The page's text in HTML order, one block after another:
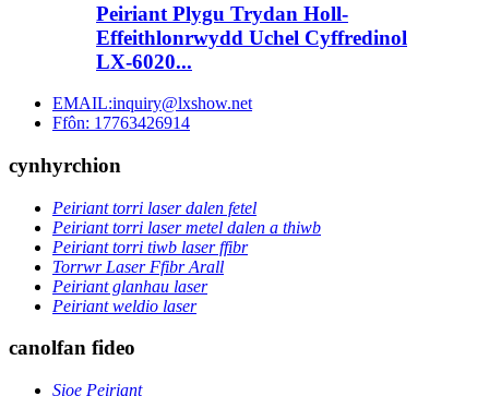
Peiriant Plygu Trydan Holl-
Effeithlonrwydd Uchel Cyffredinol
LX-6020...
EMAIL:inquiry@lxshow.net
Ffôn: 17763426914
cynhyrchion
Peiriant torri laser dalen fetel
Peiriant torri laser metel dalen a thiwb
Peiriant torri tiwb laser ffibr
Torrwr Laser Ffibr Arall
Peiriant glanhau laser
Peiriant weldio laser
canolfan fideo
Sioe Peiriant